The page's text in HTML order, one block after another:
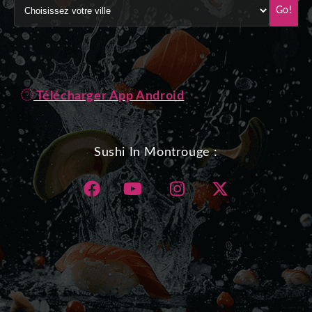
Go!
Télécharger App Android
Sushi In Montrouge :